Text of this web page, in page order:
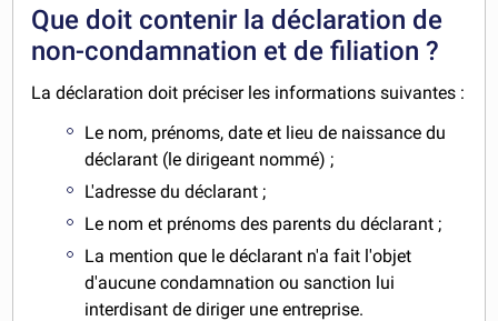
Que doit contenir la déclaration de
non-condamnation et de filiation ?
La déclaration doit préciser les informations suivantes :
Le nom, prénoms, date et lieu de naissance du
déclarant (le dirigeant nommé) ;
L'adresse du déclarant ;
Le nom et prénoms des parents du déclarant ;
La mention que le déclarant n'a fait l'objet
d'aucune condamnation ou sanction lui
interdisant de diriger une entreprise.